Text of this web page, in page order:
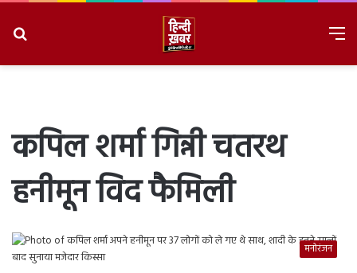
कपिल शर्मा गिन्नी चतरथ
हनीमून विद फैमिली
मनोरंजन